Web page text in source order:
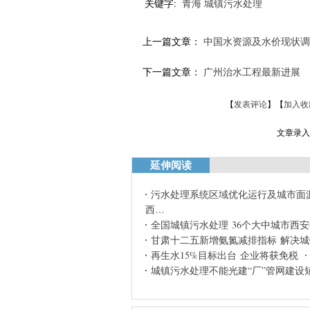
关键字: 青海 城镇污水处理
上一篇文章： 中国水资源及水价现状
下一篇文章： 广州治水工程最新进展
【发表评论】【加入
文章录
延伸阅读
污水处理系统区域优化运行及城市
西…
全国城镇污水处理 36个大中城市西
甘肃十二五新增氨氮减排指标 解决
再生水15%目标出台 企业将获免税
城镇污水处理不能光建“厂”管网建